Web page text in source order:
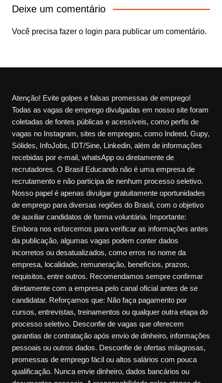
Deixe um comentário
Você precisa fazer o login para publicar um comentário.
Atenção! Evite golpes e falsas promessas de emprego!
Todas as vagas de emprego divulgadas em nosso site foram
coletadas de fontes públicas e acessíveis, como perfis de
vagas no Instagram, sites de empregos, como Indeed, Gupy,
Sólides, InfoJobs, IDT/Sine, Linkedin, além de informações
recebidas por e-mail, whatsApp ou diretamente de
recrutadores. O Brasil Educando não é uma empresa de
recrutamento e não participa de nenhum processo seletivo.
Nosso papel é apenas divulgar gratuitamente oportunidades
de emprego para diversas regiões do Brasil, com o objetivo
de auxiliar candidatos de forma voluntária. Importante:
Embora nos esforcemos para verificar as informações antes
da publicação, algumas vagas podem conter dados
incorretos ou desatualizados, como erros no nome da
empresa, localidade, remuneração, benefícios, prazos,
requisitos, entre outros. Recomendamos sempre confirmar
diretamente com a empresa pelo canal oficial antes de se
candidatar. Reforçamos que: Não faça pagamento por
cursos, entrevistas, treinamentos ou qualquer outra etapa do
processo seletivo. Desconfie de vagas que oferecem
garantias de contratação após envio de dinheiro, informações
pessoais ou outros dados. Desconfie de ofertas milagrosas,
promessas de emprego fácil ou altos salários com pouca
qualificação. Nunca envie dinheiro, dados bancários ou